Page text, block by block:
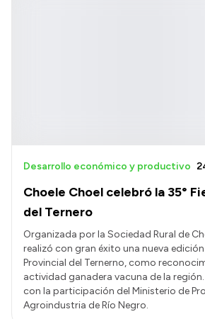
Choele Choel celebró la 35°
del Ternero
Desarrollo económico y productivo
Organizada por la Sociedad Rural de
realizó con gran éxito una nueva edición
Provincial del Ternerno, como
actividad ganadera vacuna de la
con la participación del Ministerio de
Agroindustria de Río Negro.